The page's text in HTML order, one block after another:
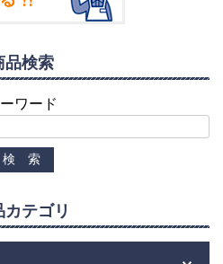
品検索
ワード
カテゴリ